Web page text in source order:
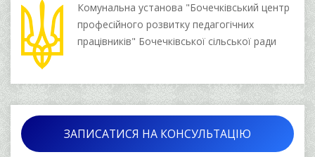
Комунальна установа "Бочечківський центр
професійного розвитку педагогічних
працівників" Бочечківської сільської ради
ЗАПИСАТИСЯ НА КОНСУЛЬТАЦІЮ